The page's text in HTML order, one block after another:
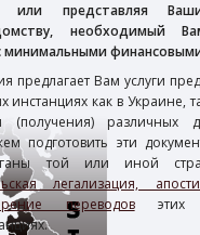
или представляя
необходимый
минимальными
предлагает Вам услуги
инстанциях как в Украине,
(получения) различных
подготовить эти
той или иной
легализация,
переводовэтих